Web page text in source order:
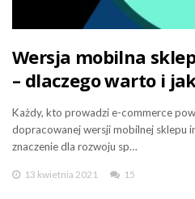
Wersja mobilna
– dlaczego warto i
Każdy, kto prowadzi e-commerce
dopracowanej wersji mobilnej sklepu
znaczenie dla rozwoju sp…
13 kwietnia 2021 15